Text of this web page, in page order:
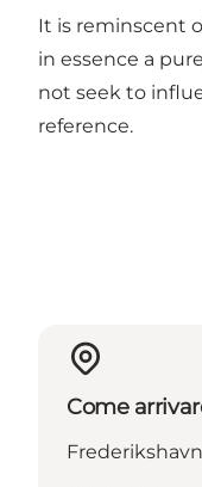
It is reminscent
in essence a
not seek to
reference.
Come